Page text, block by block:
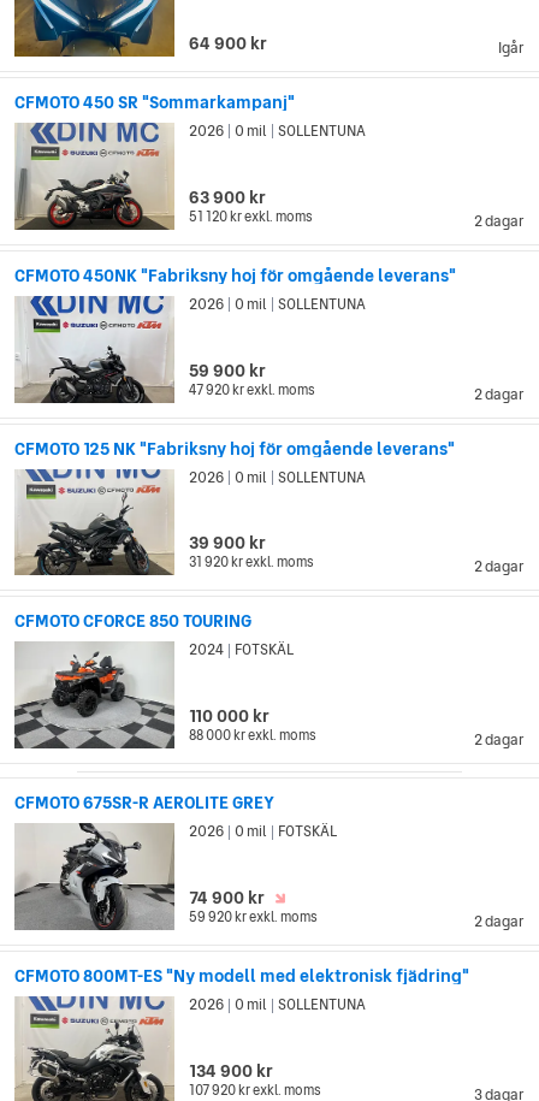
Igår
64 900 kr
CFMOTO 450 SR "Sommarkampanj"
2 dagar
2026 0 mil SOLLENTUNA
63 900 kr
51 120 krexkl. moms
CFMOTO 450NK "Fabriksny hoj för omgående leverans"
2 dagar
2026 0 mil SOLLENTUNA
59 900 kr
47 920 krexkl. moms
CFMOTO 125 NK "Fabriksny hoj för omgående leverans"
2 dagar
2026 0 mil SOLLENTUNA
39 900 kr
31 920 krexkl. moms
CFMOTO CFORCE 850 TOURING
2 dagar
2024 FOTSKÄL
110 000 kr
88 000 krexkl. moms
CFMOTO 675SR-R AEROLITE GREY
2 dagar
2026 0 mil FOTSKÄL
74 900 kr
59 920 krexkl. moms
CFMOTO 800MT-ES "Ny modell med elektronisk fjädring"
3 dagar
2026 0 mil SOLLENTUNA
134 900 kr
107 920 krexkl. moms